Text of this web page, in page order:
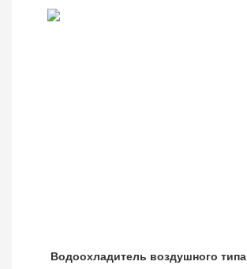
Водоохладитель воздушного типа